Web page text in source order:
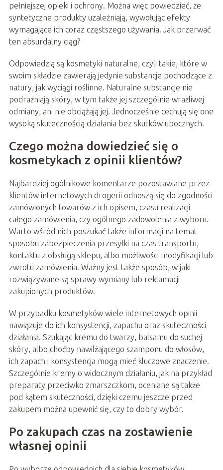
pełniejszej opieki i ochrony. Można więc powiedzieć, że
syntetyczne produkty uzależniają, wywołując efekty
wymagające ich coraz częstszego używania. Jak przerwać
ten absurdalny ciąg?
Odpowiedzią są kosmetyki naturalne, czyli takie, które w
swoim składzie zawierają jedynie substancje pochodzące z
natury, jak wyciągi roślinne. Naturalne substancje nie
podrażniają skóry, w tym także jej szczególnie wrażliwej
odmiany, ani nie obciążają jej. Jednocześnie cechują się one
wysoką skutecznością działania bez skutków ubocznych.
Czego można dowiedzieć się o
kosmetykach z opinii klientów?
Najbardziej ogólnikowe komentarze pozostawiane przez
klientów internetowych drogerii odnoszą się do zgodności
zamówionych towarów z ich opisem, czasu realizacji
całego zamówienia, czy ogólnego zadowolenia z wyboru.
Warto wśród nich poszukać także informacji na temat
sposobu zabezpieczenia przesyłki na czas transportu,
kontaktu z obsługą sklepu, albo możliwości modyfikacji lub
zwrotu zamówienia. Ważny jest także sposób, w jaki
rozwiązywane są sprawy wymiany lub reklamacji
zakupionych produktów.
W przypadku kosmetyków wiele internetowych opinii
nawiązuje do ich konsystencji, zapachu oraz skuteczności
działania. Szukając kremu do twarzy, balsamu do suchej
skóry, albo choćby nawilżającego szamponu do włosów,
ich zapach i konsystencja mogą mieć kluczowe znaczenie.
Szczególnie kremy o widocznym działaniu, jak na przykład
preparaty przeciwko zmarszczkom, oceniane są także
pod kątem skuteczności, dzięki czemu jeszcze przed
zakupem można upewnić się, czy to dobry wybór.
Po zakupach czas na zostawienie
własnej opinii